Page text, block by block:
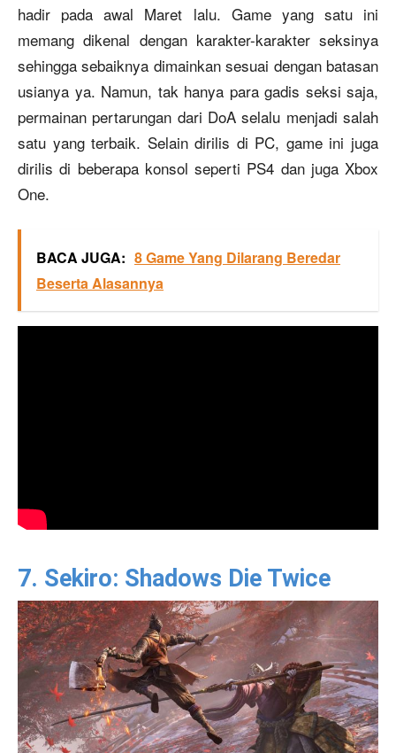
hadir pada awal Maret lalu. Game yang satu ini
memang dikenal dengan karakter-karakter seksinya
sehingga sebaiknya dimainkan sesuai dengan batasan
usianya ya. Namun, tak hanya para gadis seksi saja,
permainan pertarungan dari DoA selalu menjadi salah
satu yang terbaik. Selain dirilis di PC, game ini juga
dirilis di beberapa konsol seperti PS4 dan juga Xbox
One.
BACA JUGA: 8 Game Yang Dilarang Beredar
Beserta Alasannya
7. Sekiro: Shadows Die Twice